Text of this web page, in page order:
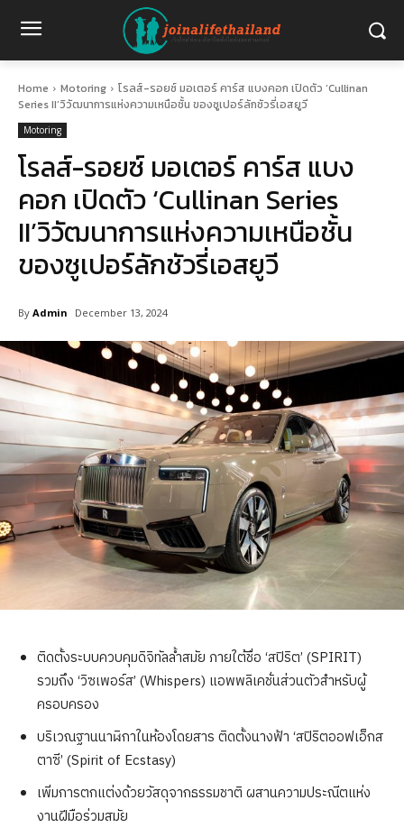
Home Motoring
โรลส์-รอยซ์ มอเตอร์ คาร์ส แบงคอก เปิดตัว ‘Cullinan
Series II’วิวัฒนาการแห่งความเหนือชั้น ของซูเปอร์ลักชัวรี่เอสยูวี
Motoring
โรลส์-รอยซ์ มอเตอร์ คาร์ส แบง
คอก เปิดตัว ‘Cullinan Series
II’วิวัฒนาการแห่งความเหนือชั้น
ของซูเปอร์ลักชัวรี่เอสยูวี
By Admin December 13, 2024
ติดตั้งระบบควบคุมดิจิทัลล้ำสมัย ภายใต้ชื่อ ‘สปิริต’ (SPIRIT)
รวมถึง ‘วิซเพอร์ส’ (Whispers) แอพพลิเคชั่นส่วนตัวสำหรับผู้
ครอบครอง
บริเวณฐานนาฬิกาในห้องโดยสาร ติดตั้งนางฟ้า ‘สปิริตออฟเอ็กส
ตาซี’ (Spirit of Ecstasy)
เพิ่มการตกแต่งด้วยวัสดุจากธรรมชาติ ผสานความประณีตแห่ง
งานฝีมือร่วมสมัย